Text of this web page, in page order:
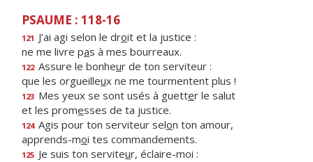
PSAUME : 118-16
121 J’ai agi selon le droit et la justice :
ne me livre pas à mes bourreaux.
122 Assure le bonheur de ton serviteur :
que les orgueilleux ne me tourmentent plus !
123 Mes yeux se sont usés à guetter le salut
et les promesses de ta justice.
124 Agis pour ton serviteur selon ton amour,
apprends-moi tes commandements.
125 Je suis ton serviteur, éclaire-moi :